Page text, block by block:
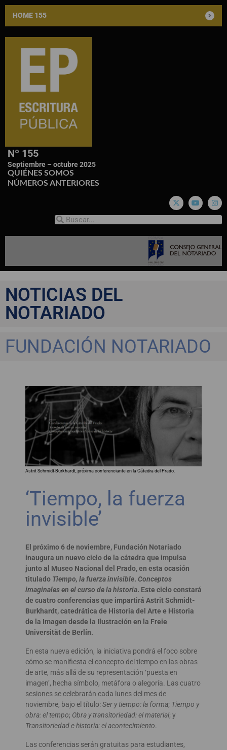
HOME 155
Nº 155
Septiembre – octubre 2025
QUIÉNES SOMOS
NÚMEROS ANTERIORES
NOTICIAS DEL
NOTARIADO
FUNDACIÓN NOTARIADO
Astrit Schmidt-Burkhardt, próxima conferenciante en la Cátedra del Prado.
‘Tiempo, la fuerza
invisible’
El próximo 6 de noviembre, Fundación Notariado
inaugura un nuevo ciclo de la cátedra que impulsa
junto al Museo Nacional del Prado, en esta ocasión
titulado Tiempo, la fuerza invisible. Conceptos
imaginales en el curso de la historia. Este ciclo constará
de cuatro conferencias que impartirá Astrit Schmidt-
Burkhardt, catedrática de Historia del Arte e Historia
de la Imagen desde la Ilustración en la Freie
Universität de Berlín.
En esta nueva edición, la iniciativa pondrá el foco sobre
cómo se manifiesta el concepto del tiempo en las obras
de arte, más allá de su representación ‘puesta en
imagen’, hecha símbolo, metáfora o alegoría. Las cuatro
sesiones se celebrarán cada lunes del mes de
noviembre, bajo el título:Ser y tiempo: la forma; Tiempo y
obra: el tempo; Obra y transitoriedad: el material; y
Transitoriedad e historia: el acontecimiento.
Las conferencias serán gratuitas para estudiantes,